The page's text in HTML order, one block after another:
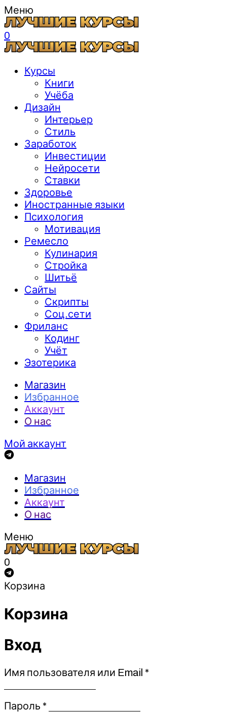
Меню
0
Курсы
Книги
Учёба
Дизайн
Интерьер
Стиль
Заработок
Инвестиции
Нейросети
Ставки
Здоровье
Иностранные языки
Психология
Мотивация
Ремесло
Кулинария
Стройка
Шитьё
Сайты
Скрипты
Соц.сети
Фриланс
Кодинг
Учёт
Эзотерика
Магазин
Избранное
Аккаунт
О нас
Мой аккаунт
Магазин
Избранное
Аккаунт
О нас
Меню
0
Корзина
Корзина
Вход
Имя пользователя или Email *Обязательно
Пароль *Обязательно